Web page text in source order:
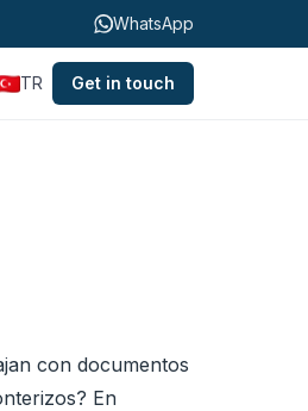
WhatsApp
TR Get in touch
con documentos
En